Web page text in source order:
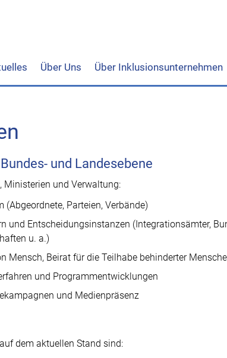
Über Uns Über Inklusionsunternehmen
und Landesebene
Ministerien und Verwaltung:
Parteien, Verbände)
und Entscheidungsinstanzen (Integrationsämter,
u. a.)
Mensch, Beirat für die Teilhabe behinderter
und Programmentwicklungen
und Medienpräsenz
dem aktuellen Stand sind: